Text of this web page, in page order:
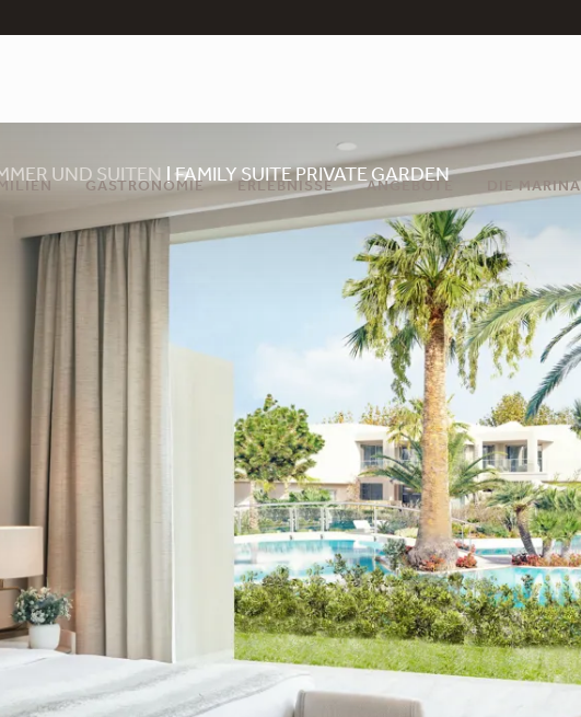
GASTRONOMIE ERLEBNISSE ANGEBOTE DIE MARINA
UND SUITEN FAMILY SUITE PRIVATE GARDEN